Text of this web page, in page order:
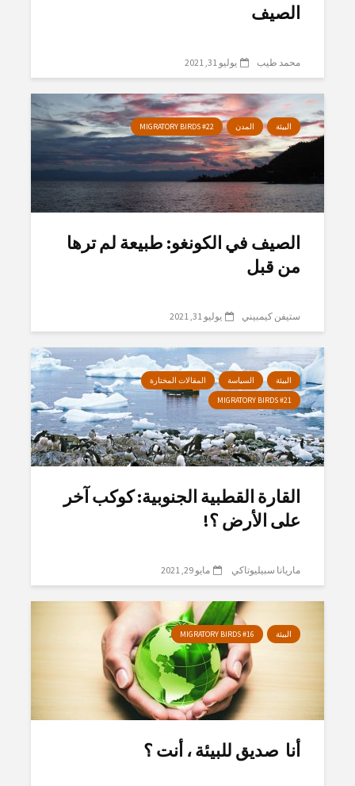
الصيف
محمد طيب يوليو 31, 2021
البيئة المدن MIGRATORY BIRDS #22
الصيف في الكونغو: طبيعة لم ترها
من قبل
ستيفن كيمبيني يوليو 31, 2021
البيئة السياسة
المقالات المختارة
MIGRATORY BIRDS #21
القارة القطبية الجنوبية: كوكب آخر
على الأرض ؟!
ماريانا سبيليوتاكي مايو 29, 2021
البيئة MIGRATORY BIRDS #16
أنا صديق للبيئة ، أنت ؟